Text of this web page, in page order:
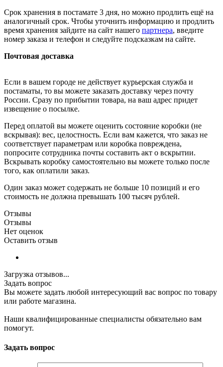
Срок хранения в постамате 3 дня, но можно продлить ещё на
аналогичный срок. Чтобы уточнить информацию и продлить
время хранения зайдите на сайт нашего партнера, введите
номер заказа и телефон и следуйте подсказкам на сайте.
Почтовая доставка
Если в вашем городе не действует курьерская служба и
постаматы, то вы можете заказать доставку через почту
России. Сразу по прибытии товара, на ваш адрес придет
извещение о посылке.
Перед оплатой вы можете оценить состояние коробки (не
вскрывая): вес, целостность. Если вам кажется, что заказ не
соответствует параметрам или коробка повреждена,
попросите сотрудника почты составить акт о вскрытии.
Вскрывать коробку самостоятельно вы можете только после
того, как оплатили заказ.
Один заказ может содержать не больше 10 позиций и его
стоимость не должна превышать 100 тысяч рублей.
Отзывы
Отзывы
Нет оценок
Оставить отзыв
Загрузка отзывов...
Задать вопрос
Вы можете задать любой интересующий вас вопрос по товару
или работе магазина.
Наши квалифицированные специалисты обязательно вам
помогут.
Задать вопрос